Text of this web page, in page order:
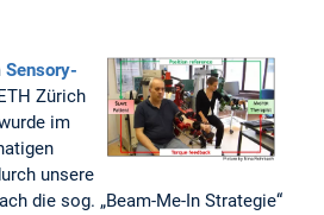
Sensory-
Zürich
im
unsere
die sog. „Beam-Me-In Strategie“